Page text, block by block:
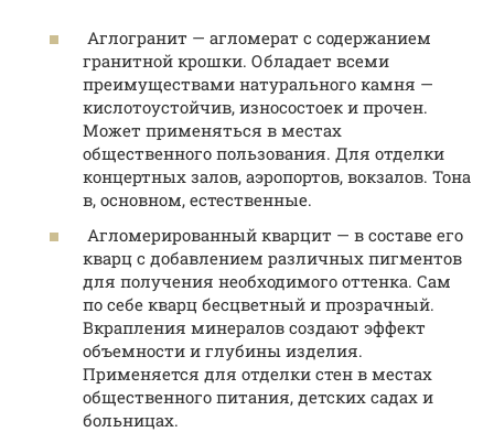
Аглогранит — агломерат с содержанием
гранитной крошки. Обладает всеми
преимуществами натурального камня —
кислотоустойчив, износостоек и прочен.
Может применяться в местах
общественного пользования. Для отделки
концертных залов, аэропортов, вокзалов. Тона
в, основном, естественные.
Агломерированный кварцит — в составе его
кварц с добавлением различных пигментов
для получения необходимого оттенка. Сам
по себе кварц бесцветный и прозрачный.
Вкрапления минералов создают эффект
объемности и глубины изделия.
Применяется для отделки стен в местах
общественного питания, детских садах и
больницах.